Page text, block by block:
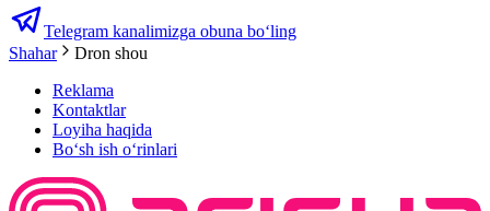
Telegram kanalimizga obuna bo‘ling
Shahar
Dron shou
Reklama
Kontaktlar
Loyiha haqida
Bo‘sh ish o‘rinlari